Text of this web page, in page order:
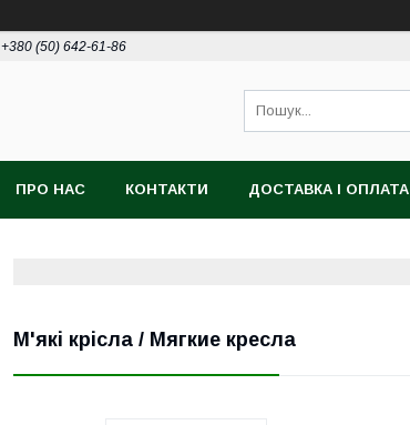
+380 (50) 642-61-86
ПРО НАС КОНТАКТИ ДОСТАВКА І ОПЛАТА
М'які крісла / Мягкие кресла